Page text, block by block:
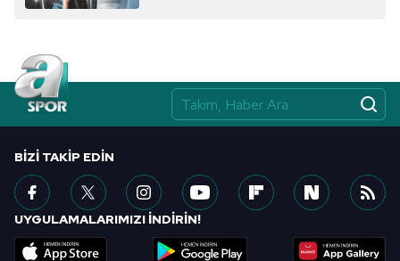
BIZI TAKIP EDIN
UYGULAMALARIMIZI İNDİRİN!